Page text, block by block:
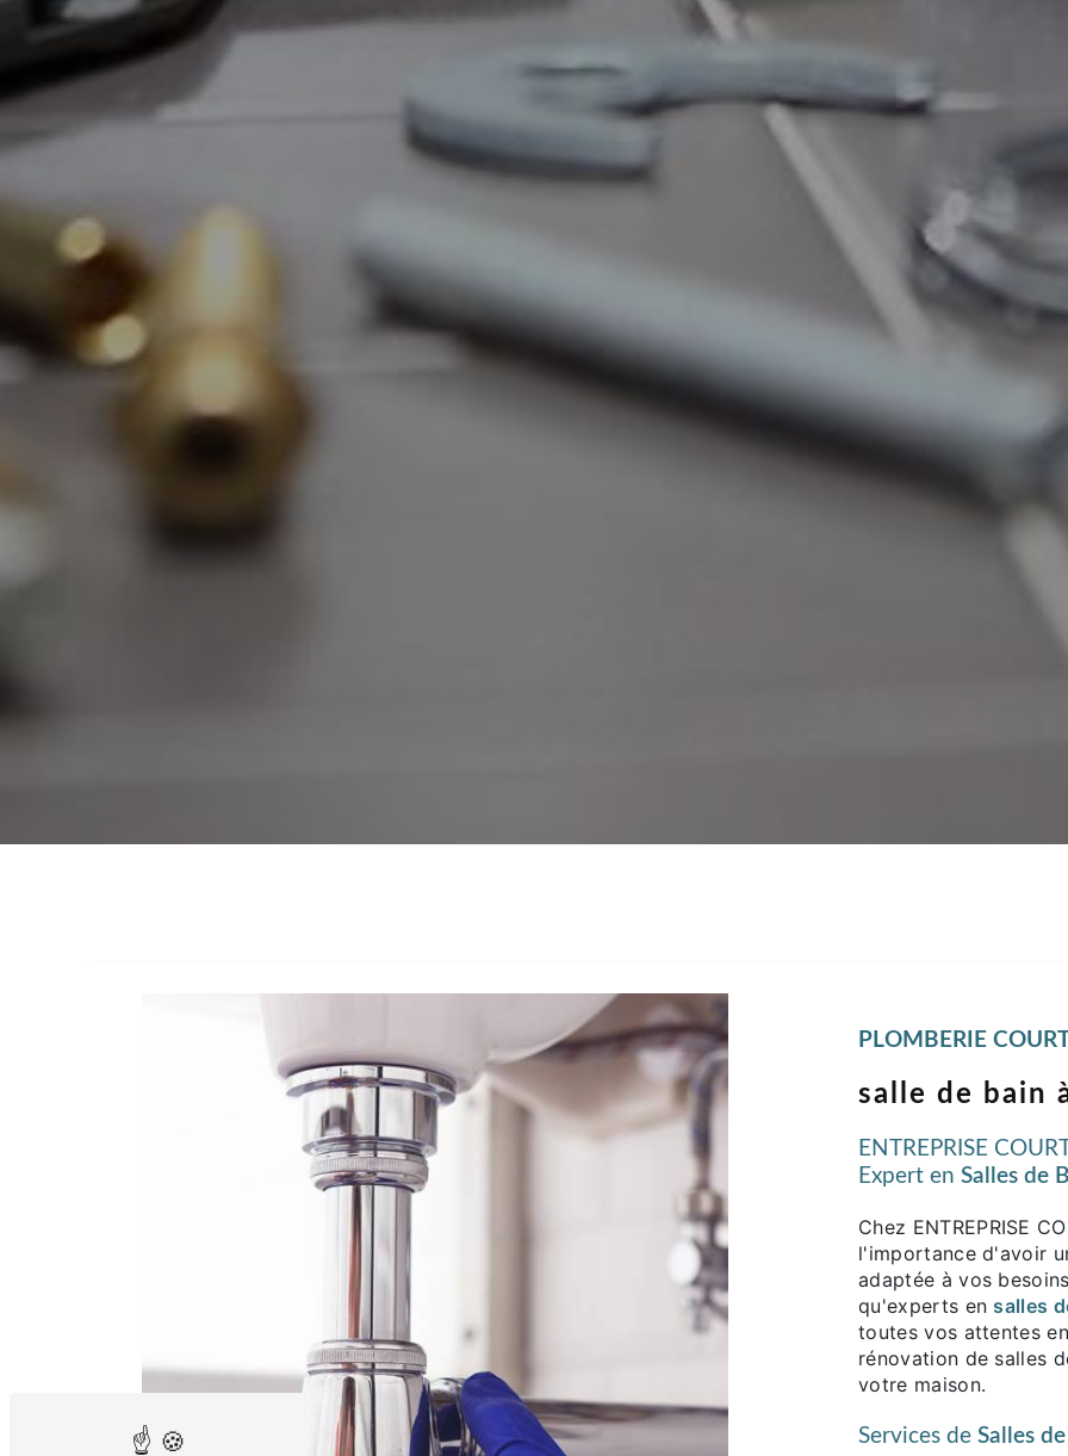
PLOMBERIE
salle de bain
ENTREPRISE
Expert en Salles de
Chez ENTREPRISE
l'importance d'avoir
adaptée à vos
qu'experts en salles
toutes vos attentes
rénovation de salles
votre maison.
Services de Salles